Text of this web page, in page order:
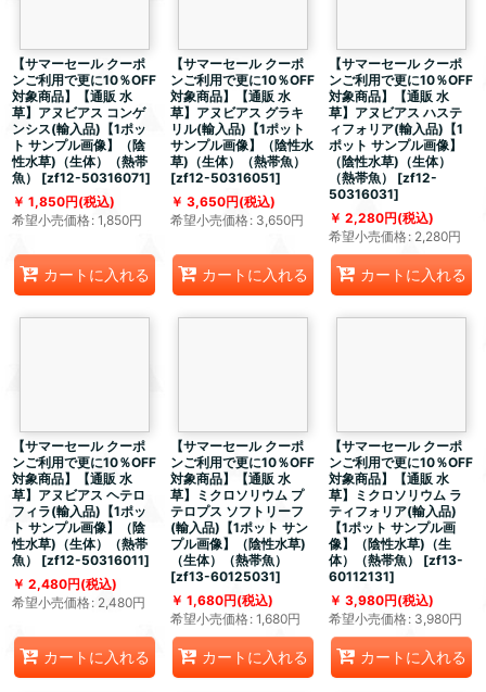
【サマーセール クーポ
ンご利用で更に10％OFF
対象商品】【通販 水
草】アヌビアス コンゲ
ンシス(輸入品)【1ポッ
ト サンプル画像】（陰
性水草)（生体）（熱帯
魚）
[zf12-50316071]
1,850円(税込)
希望小売価格: 1,850円
カートに入れる
【サマーセール クーポ
ンご利用で更に10％OFF
対象商品】【通販 水
草】アヌビアス グラキ
リル(輸入品)【1ポット
サンプル画像】（陰性水
草)（生体）（熱帯魚）
[zf12-50316051]
3,650円(税込)
希望小売価格: 3,650円
カートに入れる
【サマーセール クーポ
ンご利用で更に10％OFF
対象商品】【通販 水
草】アヌビアス ハステ
ィフォリア(輸入品)【1
ポット サンプル画像】
（陰性水草)（生体）
（熱帯魚）
[zf12-
50316031]
2,280円(税込)
希望小売価格: 2,280円
カートに入れる
【サマーセール クーポ
ンご利用で更に10％OFF
対象商品】【通販 水
草】アヌビアス ヘテロ
フィラ(輸入品)【1ポッ
ト サンプル画像】（陰
性水草)（生体）（熱帯
魚）
[zf12-50316011]
2,480円(税込)
希望小売価格: 2,480円
カートに入れる
【サマーセール クーポ
ンご利用で更に10％OFF
対象商品】【通販 水
草】ミクロソリウム プ
テロプス ソフトリーフ
(輸入品)【1ポット サン
プル画像】（陰性水草)
（生体）（熱帯魚）
[zf13-60125031]
1,680円(税込)
希望小売価格: 1,680円
カートに入れる
【サマーセール クーポ
ンご利用で更に10％OFF
対象商品】【通販 水
草】ミクロソリウム ラ
ティフォリア(輸入品)
【1ポット サンプル画
像】（陰性水草)（生
体）（熱帯魚）
[zf13-
60112131]
3,980円(税込)
希望小売価格: 3,980円
カートに入れる